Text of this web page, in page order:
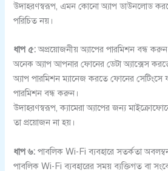
উদাহরণস্বরূপ, এমন কোনো অ্যাপ ডাউনলোড
পরিচিত নয়।
ধাপ ৫:অপ্রয়োজনীয় অ্যাপের পারমিশন বন্ধ করুন
অনেক অ্যাপ আপনার ফোনের ডেটা অ্যাক্সেস
অ্যাপ পারমিশন ম্যানেজ করতে ফোনের
পারমিশন বন্ধ করুন।
উদাহরণস্বরূপ, ক্যামেরা অ্যাপের জন্য
তা প্রয়োজন না হয়।
ধাপ ৬: পাবলিক Wi-Fi ব্যবহারে সতর্কতা
পাবলিক Wi-Fi ব্যবহারের সময় ব্যক্তিগত বা